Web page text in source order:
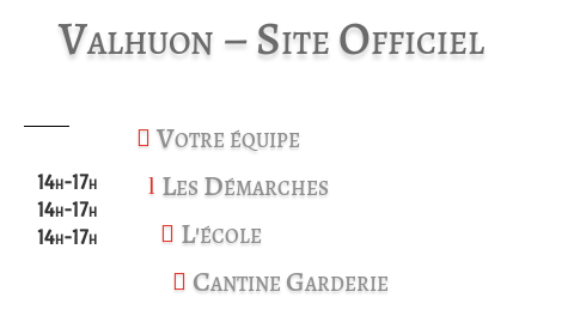
Valhuon – Site Officiel
14h-17h
14h-17h
14h-17h
 Votre équipe
l Les Démarches
 L'école
 Cantine Garderie